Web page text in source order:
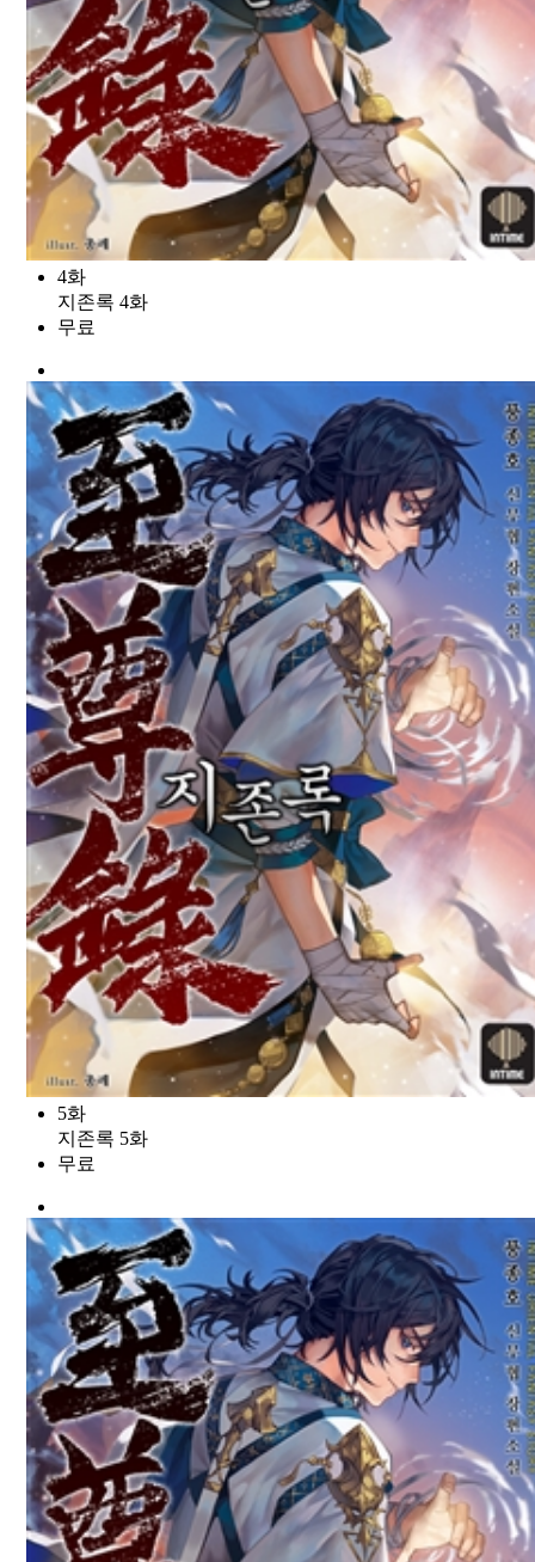
4화
지존록 4화
무료
5화
지존록 5화
무료